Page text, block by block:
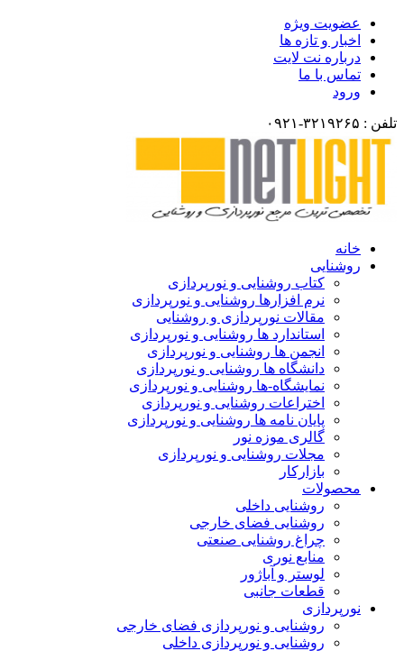
ویژه
و تازه ها
نت لایت
با ما
کتاب روشنایی و نورپردازی
نرم افزارها روشنایی و نورپردازی
مقالات نورپردازی و روشنایی
استاندارد ها روشنایی و نورپردازی
انجمن ها روشنایی و نورپردازی
دانشگاه ها روشنایی و نورپردازی
نمایشگاه-ها روشنایی و نورپردازی
اختراعات روشنایی و نورپردازی
پایان نامه ها روشنایی و نورپردازی
گالری موزه نور
مجلات روشنایی و نورپردازی
بازارکار
روشنایی داخلی
روشنایی فضای خارجی
چراغ روشنایی صنعتی
منابع نوری
لوستر و آباژور
قطعات جانبی
روشنایی و نورپردازی فضای خارجی
روشنایی و نورپردازی داخلی